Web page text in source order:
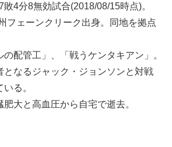
4分8無効試合(2018/08/15時点)。
フェーンクリーク出身。同地を拠点
の配管工」、「戦うケンタキアン」。
となるジャック・ジョンソンと対戦
る。
肥大と高血圧から自宅で逝去。